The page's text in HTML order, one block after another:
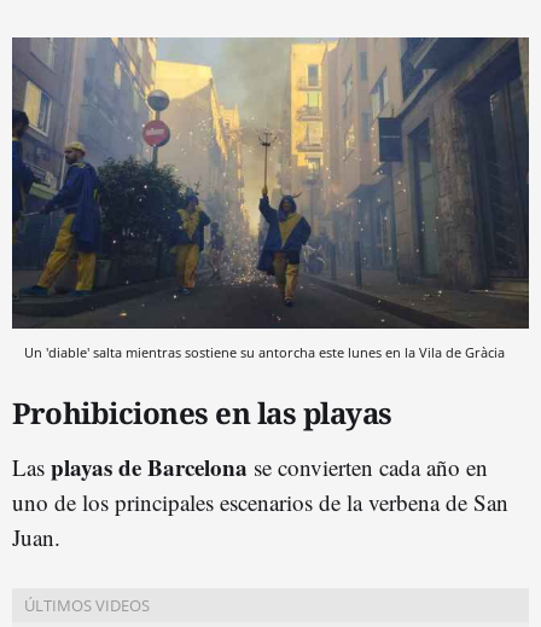
Un 'diable' salta mientras sostiene su antorcha este lunes en la Vila de Gràcia
Prohibiciones en las playas
Las playas de Barcelona se convierten cada año en
uno de los principales escenarios de la verbena de San
Juan.